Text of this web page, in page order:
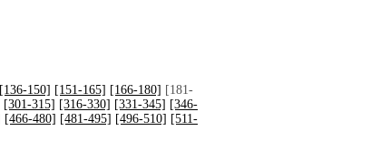
[136-150] [151-165] [166-180] [181-
[301-315] [316-330] [331-345] [346-
[466-480] [481-495] [496-510] [511-